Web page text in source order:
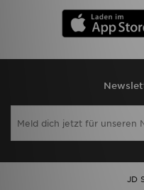
JD